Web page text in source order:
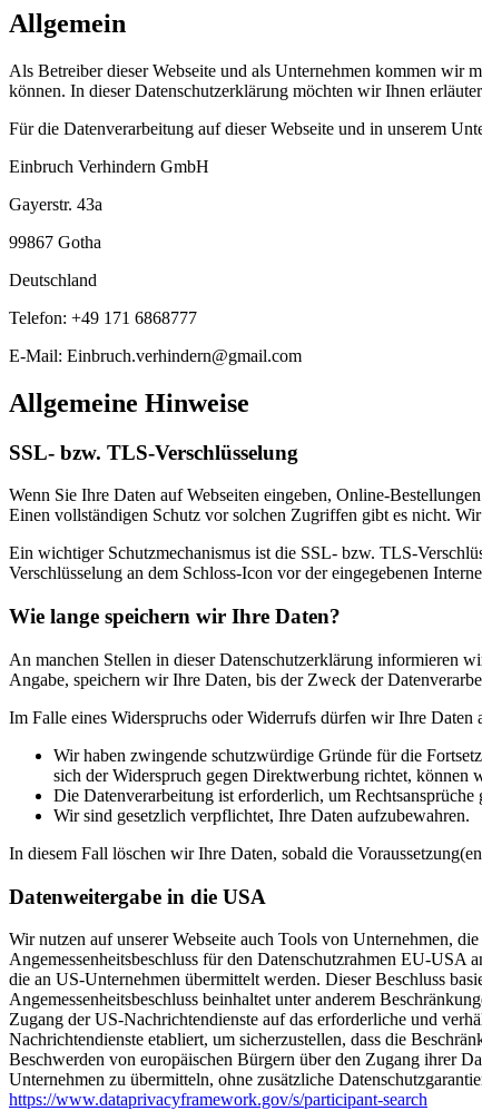
Allgemein
Als Betreiber dieser Webseite und als Unternehmen kommen wir
können. In dieser Datenschutzerklärung möchten wir Ihnen
Für die Datenverarbeitung auf dieser Webseite und in unserem
Einbruch Verhindern GmbH
Gayerstr. 43a
99867 Gotha
Deutschland
Telefon: +49 171 6868777
E-Mail: Einbruch.verhindern@gmail.com
Allgemeine Hinweise
SSL- bzw. TLS-Verschlüsselung
Wenn Sie Ihre Daten auf Webseiten eingeben, Online-
Einen vollständigen Schutz vor solchen Zugriffen gibt es nicht.
Ein wichtiger Schutzmechanismus ist die SSL- bzw. TLS-
Verschlüsselung an dem Schloss-Icon vor der eingegebenen
Wie lange speichern wir Ihre Daten?
An manchen Stellen in dieser Datenschutzerklärung informieren
Angabe, speichern wir Ihre Daten, bis der Zweck der
Im Falle eines Widerspruchs oder Widerrufs dürfen wir Ihre
Wir haben zwingende schutzwürdige Gründe für die
sich der Widerspruch gegen Direktwerbung richtet, können
Die Datenverarbeitung ist erforderlich, um
Wir sind gesetzlich verpflichtet, Ihre Daten aufzubewahren.
In diesem Fall löschen wir Ihre Daten, sobald die
Datenweitergabe in die USA
Wir nutzen auf unserer Webseite auch Tools von Unternehmen,
Angemessenheitsbeschluss für den Datenschutzrahmen EU-USA
die an US-Unternehmen übermittelt werden. Dieser Beschluss
Angemessenheitsbeschluss beinhaltet unter anderem
Zugang der US-Nachrichtendienste auf das erforderliche und
Nachrichtendienste etabliert, um sicherzustellen, dass die
Beschwerden von europäischen Bürgern über den Zugang ihrer
Unternehmen zu übermitteln, ohne zusätzliche
https://www.dataprivacyframework.gov/s/participant-search